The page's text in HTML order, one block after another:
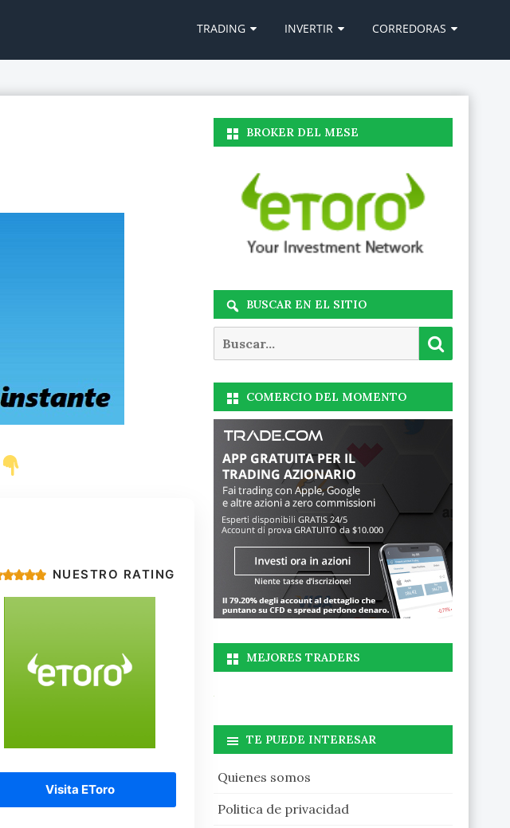
al
contenido
TRADING INVERTIR CORREDORAS
NUESTRO RATING
Visita EToro
BROKER DEL MESE
BUSCAR EN EL SITIO
COMERCIO DEL MOMENTO
MEJORES TRADERS
TE PUEDE INTERESAR
Quienes somos
Politica de privacidad